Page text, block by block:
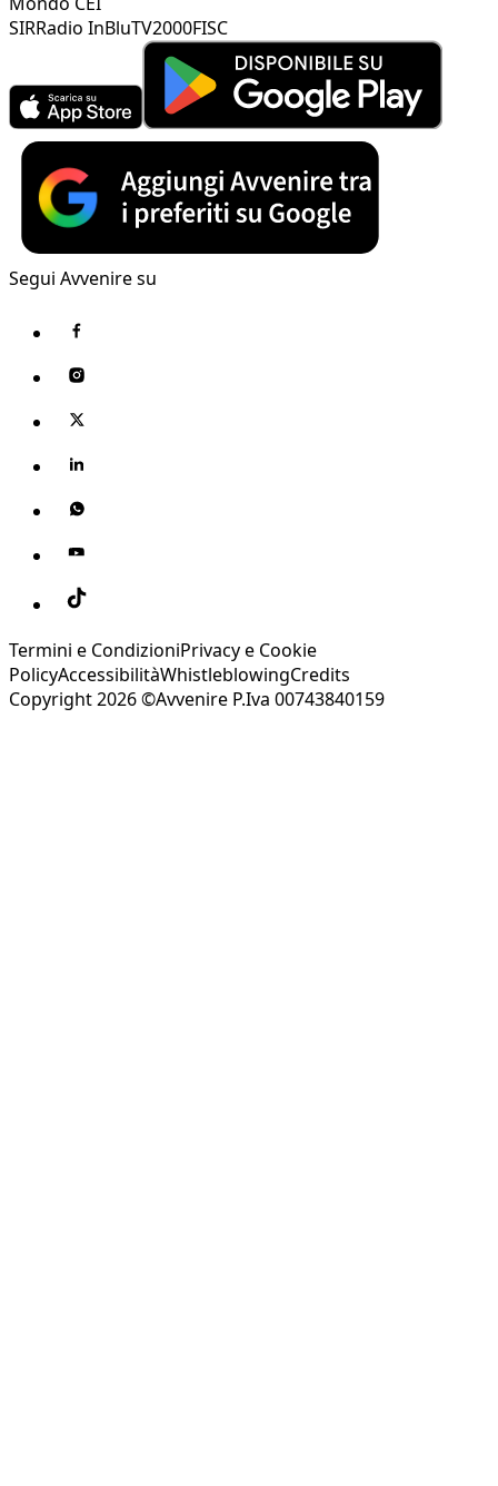
SIRRadio InBluTV2000FISC
Segui Avvenire su
Termini e CondizioniPrivacy e Cookie
PolicyAccessibilitàWhistleblowingCredits
Copyright 2026 ©Avvenire P.Iva 00743840159